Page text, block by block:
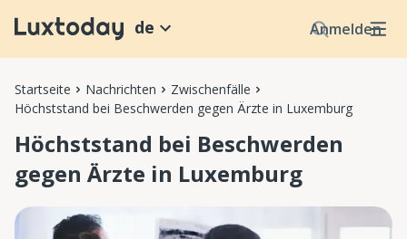
Anmelden
de
Startseite Nachrichten
Zwischenfälle
Höchststand bei Beschwerden gegen Ärzte in Luxemburg
Höchststand bei Beschwerden
gegen Ärzte in Luxemburg